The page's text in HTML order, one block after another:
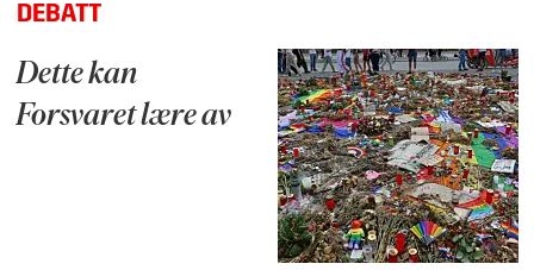
DEBATT
Dette kan
Forsvaret lære av